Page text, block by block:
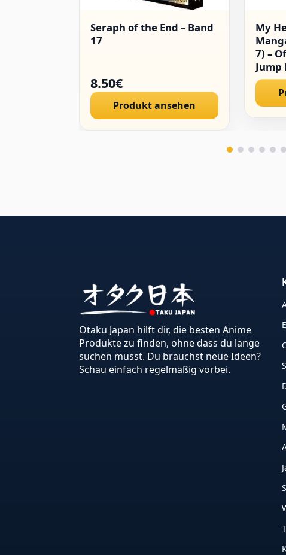
Seraph of the End – Band
17
8.50€
Produkt ansehen
My
7) –
Jump
–
–
Fans
Otaku Japan hilft dir, die besten Anime
Produkte zu finden, ohne dass du lange
suchen musst. Du brauchst neue Ideen?
Schau einfach regelmäßig vorbei.